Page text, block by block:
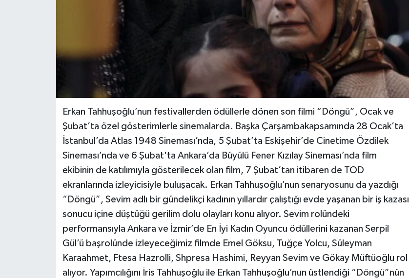
Erkan Tahhuşoğlu’nun festivallerden ödüllerle dönen son filmi “Döngü”, Ocak ve
Şubat’ta özel gösterimlerle sinemalarda. Başka Çarşambakapsamında 28 Ocak’ta
İstanbul’da Atlas 1948 Sineması’nda, 5 Şubat’ta Eskişehir’de Cinetime Özdilek
Sineması’nda ve 6 Şubat'ta Ankara’da Büyülü Fener Kızılay Sineması’nda film
ekibinin de katılımıyla gösterilecek olan film, 7 Şubat’tan itibaren de TOD
ekranlarında izleyicisiyle buluşacak. Erkan Tahhuşoğlu’nun senaryosunu da yazdığı
“Döngü”, Sevim adlı bir gündelikçi kadının yıllardır çalıştığı evde yaşanan bir iş kazası
sonucu içine düştüğü gerilim dolu olayları konu alıyor. Sevim rolündeki
performansıyla Ankara ve İzmir’de En İyi Kadın Oyuncu ödüllerini kazanan Serpil
Gül’ü başrolünde izleyeceğimiz filmde Emel Göksu, Tuğçe Yolcu, Süleyman
Karaahmet, Ftesa Hazrolli, Shpresa Hashimi, Reyyan Sevim ve Gökay Müftüoğlu rol
alıyor. Yapımcılığını İris Tahhuşoğlu ile Erkan Tahhuşoğlu’nun üstlendiği “Döngü”nün